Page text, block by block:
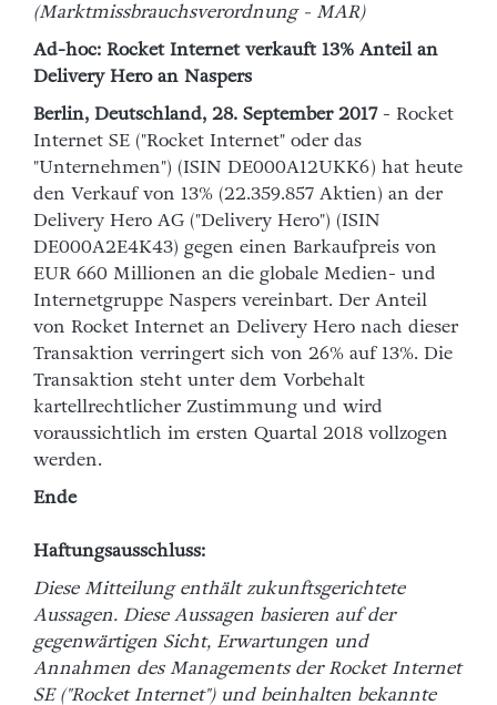
(Marktmissbrauchsverordnung - MAR)
Ad-hoc: Rocket Internet verkauft 13% Anteil an
Delivery Hero an Naspers
Berlin, Deutschland, 28. September 2017 - Rocket
Internet SE ("Rocket Internet" oder das
"Unternehmen") (ISIN DE000A12UKK6) hat heute
den Verkauf von 13% (22.359.857 Aktien) an der
Delivery Hero AG ("Delivery Hero") (ISIN
DE000A2E4K43) gegen einen Barkaufpreis von
EUR 660 Millionen an die globale Medien- und
Internetgruppe Naspers vereinbart. Der Anteil
von Rocket Internet an Delivery Hero nach dieser
Transaktion verringert sich von 26% auf 13%. Die
Transaktion steht unter dem Vorbehalt
kartellrechtlicher Zustimmung und wird
voraussichtlich im ersten Quartal 2018 vollzogen
werden.
Ende
Haftungsausschluss:
Diese Mitteilung enthält zukunftsgerichtete
Aussagen. Diese Aussagen basieren auf der
gegenwärtigen Sicht, Erwartungen und
Annahmen des Managements der Rocket Internet
SE ("Rocket Internet") und beinhalten bekannte